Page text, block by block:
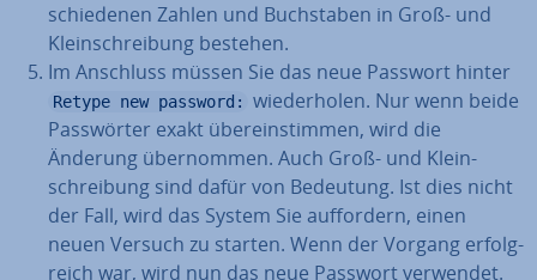
schie­de­nen Zahlen und Buch­sta­ben in Groß- und
Klein­schrei­bung bestehen.
Im Anschluss müssen Sie das neue Passwort hinter
Retype new password:
wie­der­ho­len. Nur wenn beide
Pass­wör­ter exakt über­ein­stim­men, wird die
Änderung über­nom­men. Auch Groß- und Klein­
schrei­bung sind dafür von Bedeutung. Ist dies nicht
der Fall, wird das System Sie auf­for­dern, einen
neuen Versuch zu starten. Wenn der Vorgang er­folg­
reich war, wird nun das neue Passwort verwendet.